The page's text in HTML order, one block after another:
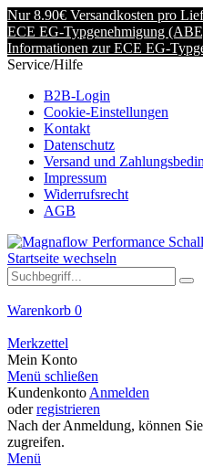
Nur 8.90€ Versandkosten pro
ECE EG-Typgenehmigung
Informationen zur ECE EG-
Service/Hilfe
B2B-Login
Cookie-Einstellungen
Kontakt
Datenschutz
Versand und
Impressum
Widerrufsrecht
AGB
Warenkorb 0
Merkzettel
Mein Konto
Menü schließen
Kundenkonto Anmelden
oderregistrieren
Nach der Anmeldung, können
zugreifen.
Menü